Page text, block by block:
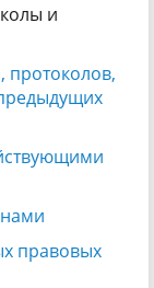
и
протоколов,
правовых